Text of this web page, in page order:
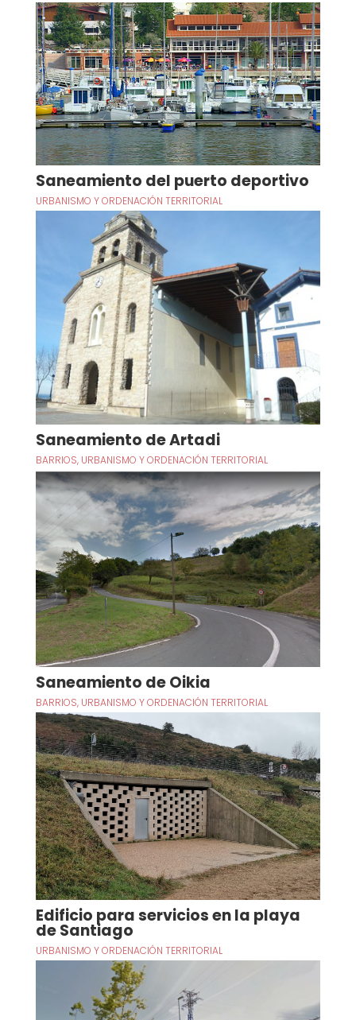
Saneamiento del puerto deportivo
URBANISMO Y ORDENACIÓN TERRITORIAL
Saneamiento de Artadi
BARRIOS, URBANISMO Y ORDENACIÓN TERRITORIAL
Saneamiento de Oikia
BARRIOS, URBANISMO Y ORDENACIÓN TERRITORIAL
Edificio para servicios en la playa
de Santiago
URBANISMO Y ORDENACIÓN TERRITORIAL